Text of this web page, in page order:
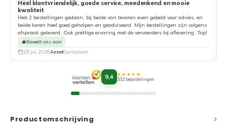
Heel klantvriendelijk, goede service, meedenkend en mooie
kwaliteit
Heb 2 bestellingen gedaan, bij beide van tevoren even gebeld voor advies, en
beide keren heel goed geholpen en geadviseerd. Mijn bestellingen zijn volgens
afspraak geleverd. Ook prettige ervaring met de vervoerders bij aflevering. Top!
Beveelt ons aan
29 jul. 2026AnnetGorinchem
9,4 ★★★★★
332 beoordelingen
Productomschrijving